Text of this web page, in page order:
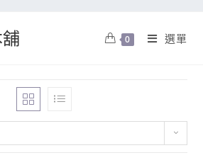
0 選單